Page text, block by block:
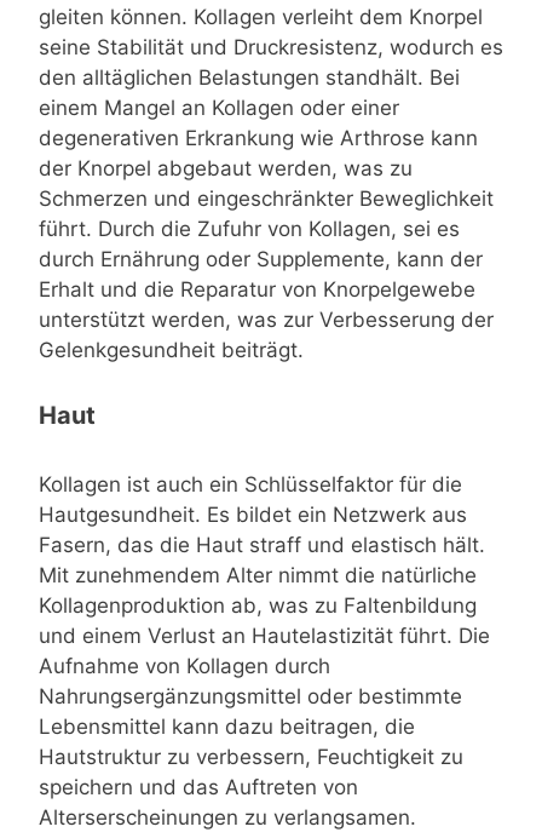
gleiten können. Kollagen verleiht dem Knorpel
seine Stabilität und Druckresistenz, wodurch es
den alltäglichen Belastungen standhält. Bei
einem Mangel an Kollagen oder einer
degenerativen Erkrankung wie Arthrose kann
der Knorpel abgebaut werden, was zu
Schmerzen und eingeschränkter Beweglichkeit
führt. Durch die Zufuhr von Kollagen, sei es
durch Ernährung oder Supplemente, kann der
Erhalt und die Reparatur von Knorpelgewebe
unterstützt werden, was zur Verbesserung der
Gelenkgesundheit beiträgt.
Haut
Kollagen ist auch ein Schlüsselfaktor für die
Hautgesundheit. Es bildet ein Netzwerk aus
Fasern, das die Haut straff und elastisch hält.
Mit zunehmendem Alter nimmt die natürliche
Kollagenproduktion ab, was zu Faltenbildung
und einem Verlust an Hautelastizität führt. Die
Aufnahme von Kollagen durch
Nahrungsergänzungsmittel oder bestimmte
Lebensmittel kann dazu beitragen, die
Hautstruktur zu verbessern, Feuchtigkeit zu
speichern und das Auftreten von
Alterserscheinungen zu verlangsamen.